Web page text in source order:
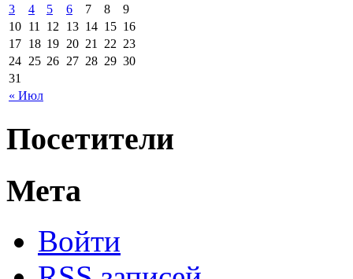
« Июл
3
4 5 6 7 8
9
10 11 12 13 14 15 16
17 18 19 20 21 22 23
24 25 26 27 28 29 30
31
Посетители
Мета
Войти